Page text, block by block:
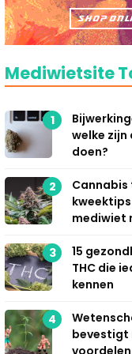
Mediwietsite
1
welke zijn
doen?
2
mediwiet
3
15
THC die
kennen
4
bevestigt
voordelen